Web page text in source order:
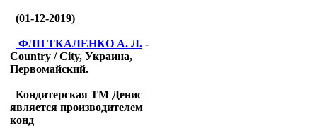
(01-12-2019)
ФЛП ТКАЛЕНКО А. Л. -
Country / City, Украина,
Первомайский.
Кондитерская ТМ Денис
является производителем
конд